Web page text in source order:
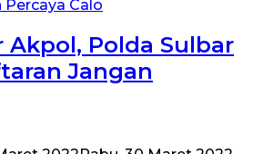
Akpol, Polda Sulbar
Jangan